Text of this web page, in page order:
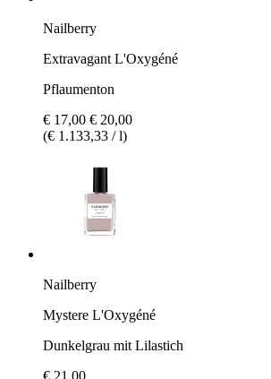
Nailberry
Extravagant L'Oxygéné
Pflaumenton
€ 17,00 € 20,00
(€ 1.133,33 / l)
Nailberry
Mystere L'Oxygéné
Dunkelgrau mit Lilastich
€ 21,00